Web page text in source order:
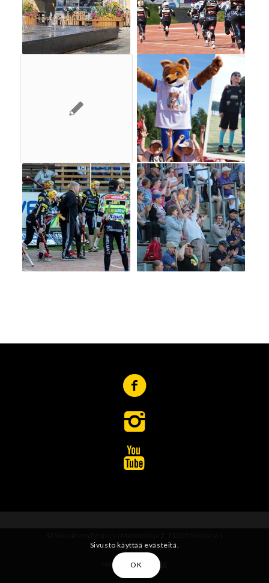
toimisto@siipe.fi
Nettisivut:UNELMA
Sivusto käyttää evästeitä.
OK